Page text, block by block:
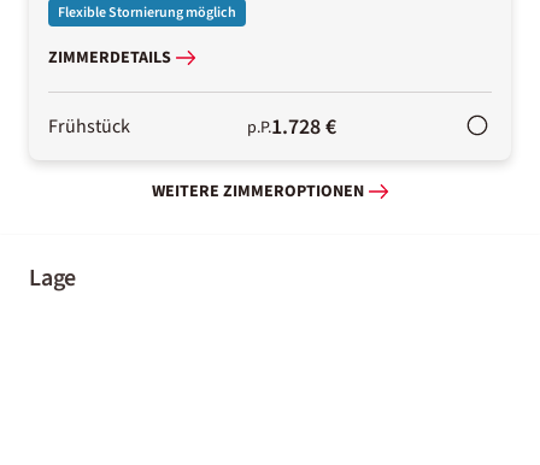
Flexible Stornierung möglich
ZIMMERDETAILS
Frühstück p.P.1.728 €
WEITERE ZIMMEROPTIONEN
Lage